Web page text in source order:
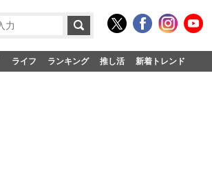
ライフ ランキング 推し活 新着トレンド